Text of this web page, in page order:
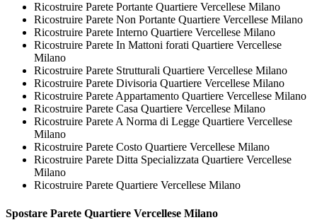
Ricostruire Parete Portante Quartiere Vercellese Milano
Ricostruire Parete Non Portante Quartiere Vercellese Milano
Ricostruire Parete Interno Quartiere Vercellese Milano
Ricostruire Parete In Mattoni forati Quartiere Vercellese
Milano
Ricostruire Parete Strutturali Quartiere Vercellese Milano
Ricostruire Parete Divisoria Quartiere Vercellese Milano
Ricostruire Parete Appartamento Quartiere Vercellese Milano
Ricostruire Parete Casa Quartiere Vercellese Milano
Ricostruire Parete A Norma di Legge Quartiere Vercellese
Milano
Ricostruire Parete Costo Quartiere Vercellese Milano
Ricostruire Parete Ditta Specializzata Quartiere Vercellese
Milano
Ricostruire Parete Quartiere Vercellese Milano
Spostare Parete Quartiere Vercellese Milano